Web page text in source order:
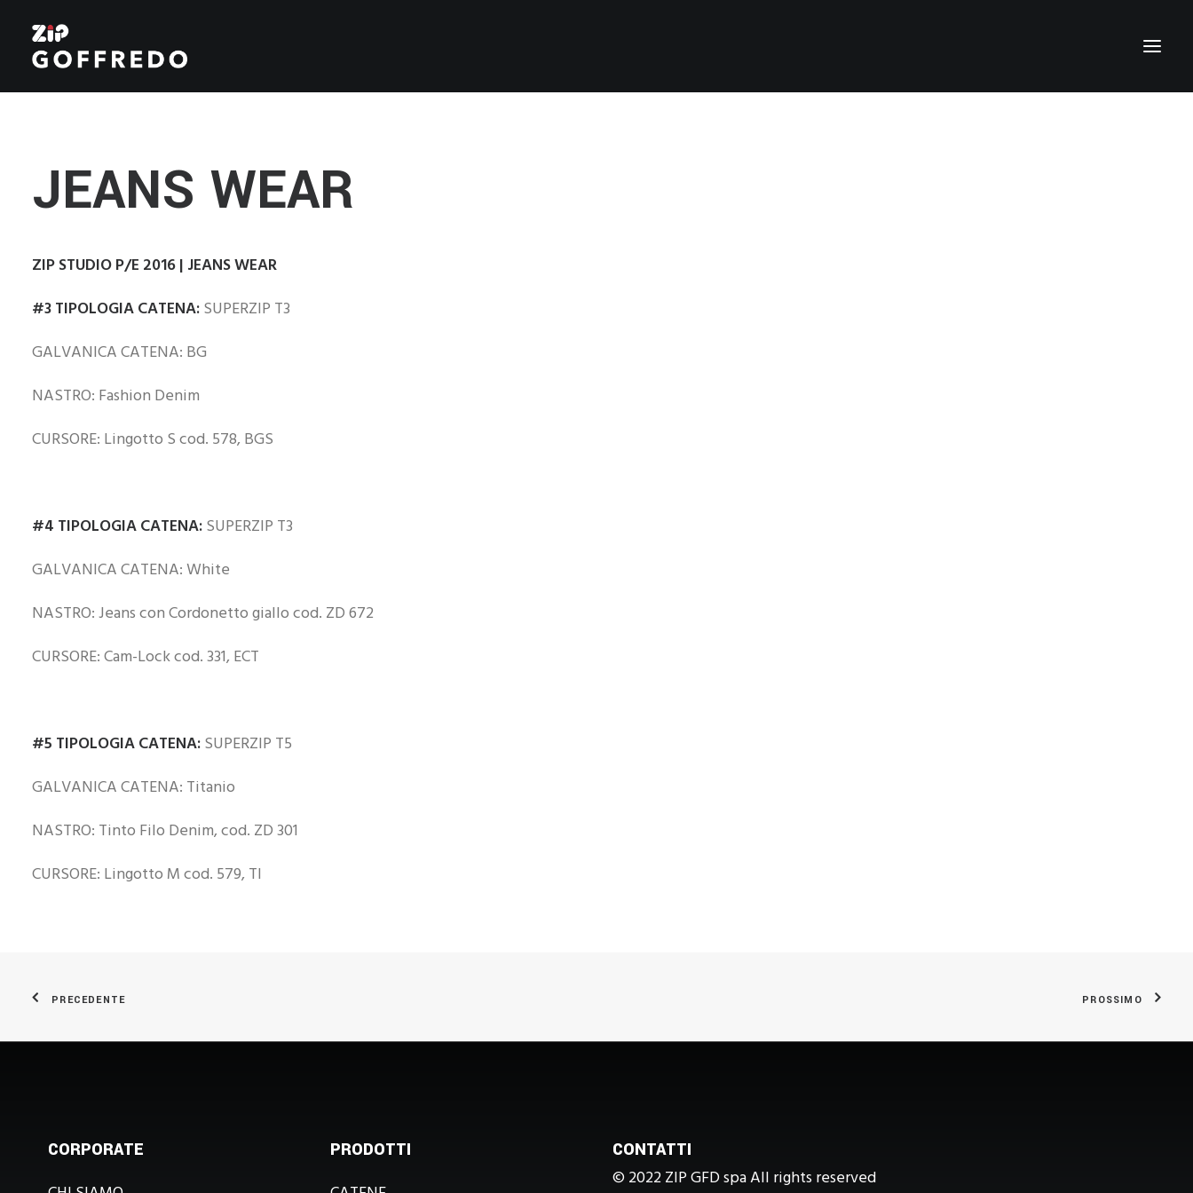
JEANS WEAR
ZIP STUDIO P/E 2016 | JEANS WEAR
#3 TIPOLOGIA CATENA:SUPERZIP T3
GALVANICA CATENA: BG
NASTRO: Fashion Denim
CURSORE: Lingotto S cod. 578, BGS
#4 TIPOLOGIA CATENA:SUPERZIP T3
GALVANICA CATENA: White
NASTRO: Jeans con Cordonetto giallo cod. ZD 672
CURSORE: Cam-Lock cod. 331, ECT
#5 TIPOLOGIA CATENA:SUPERZIP T5
GALVANICA CATENA: Titanio
NASTRO: Tinto Filo Denim, cod. ZD 301
CURSORE: Lingotto M cod. 579, TI
PRECEDENTE PROSSIMO
CORPORATE PRODOTTI CONTATTI
© 2022 ZIP GFD spa All rights reserved